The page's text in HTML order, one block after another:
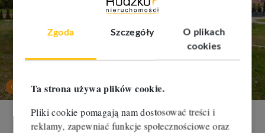
Zgoda Szczegóły
O plikach
cookies
Ta strona używa plików cookie.
Pliki cookie pomagają nam dostosować treści i
reklamy, zapewniać funkcje społecznościowe oraz
Oferta na wyłączność
Dom na sprzedaż